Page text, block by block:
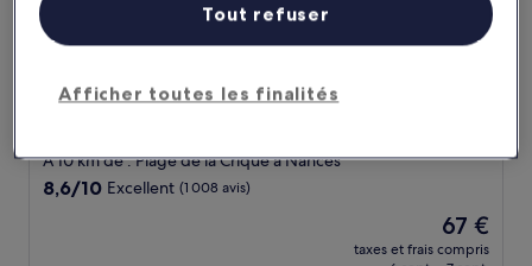
Kyriad Chambéry Centre - Curial
Kyriad Chambéry Centre - Curial
3.0 étoiles
À 10 km de : Plage de la Crique à Nances
8.6
8,6/10 Excellent (1 008 avis)
Le
nouveau
67 €
taxes et frais compris
Afficher toutes les finalités
Tout refuser